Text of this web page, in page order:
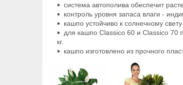
система автополива обеспечит
контроль уровня запаса влаги -
кашпо устойчиво к солнечному
для кашпо Classico 60 и Classico 70
кг.
кашпо изготовлено из прочного